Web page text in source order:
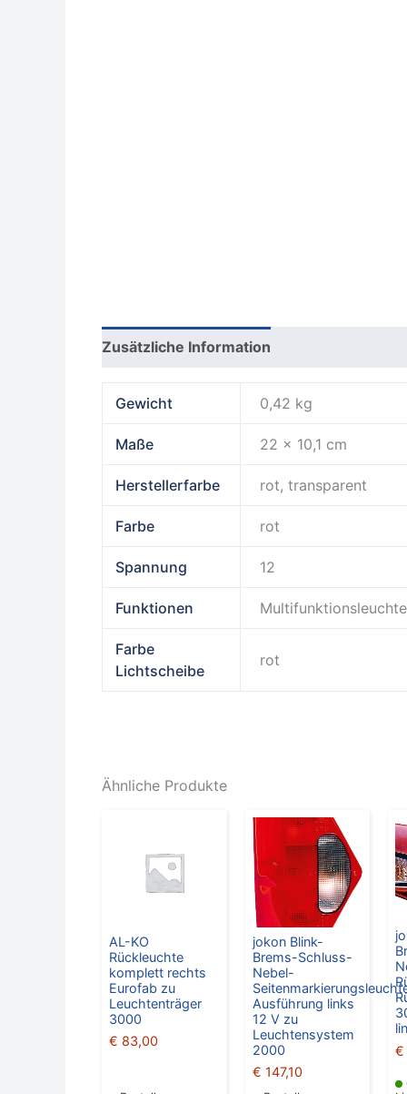
Zusätzliche Information
Gewicht 0,42 kg
Maße 22 × 10,1 cm
Herstellerfarbe rot, transparent
Farbe rot
Spannung 12
Funktionen
Farbe
Lichtscheibe
rot
Ähnliche Produkte
AL-KO
Rückleuchte
komplett rechts
Eurofab zu
Leuchtenträger
3000
€ 83,00
jokon Blink-
Brems-Schluss-
Nebel-
Ausführung links
12 V zu
Leuchtensystem
2000
€ 147,10
€